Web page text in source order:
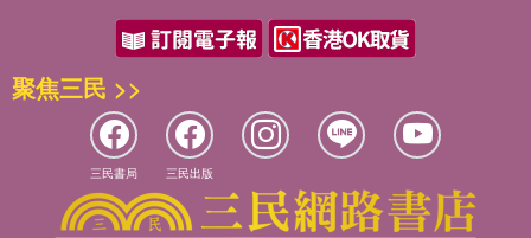
聚焦三民 >>
三民書局 三民出版